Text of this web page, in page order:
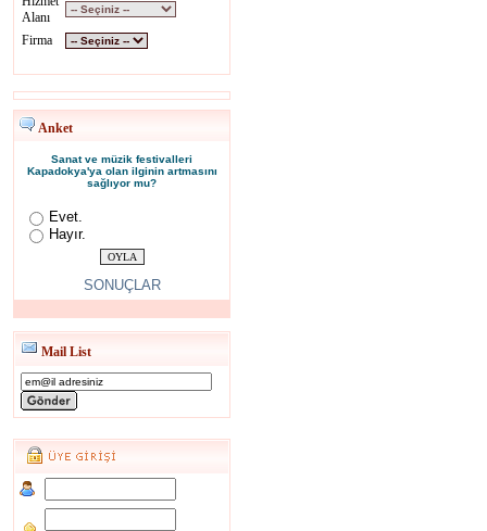
Alanı
Firma
Anket
Sanat ve müzik festivalleri
Kapadokya'ya olan ilginin artmasını
sağlıyor mu?
Evet.
Hayır.
SONUÇLAR
Mail List